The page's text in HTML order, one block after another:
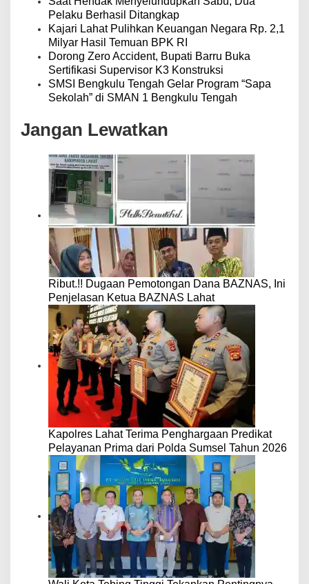
Pelaku Berhasil Ditangkap
Kajari Lahat Pulihkan Keuangan Negara Rp. 2,1
Milyar Hasil Temuan BPK RI
Dorong Zero Accident, Bupati Barru Buka
Sertifikasi Supervisor K3 Konstruksi
SMSI Bengkulu Tengah Gelar Program “Sapa
Sekolah” di SMAN 1 Bengkulu Tengah
Jangan Lewatkan
Ribut.!! Dugaan Pemotongan Dana BAZNAS, Ini
Penjelasan Ketua BAZNAS Lahat
Kapolres Lahat Terima Penghargaan Predikat
Pelayanan Prima dari Polda Sumsel Tahun 2026